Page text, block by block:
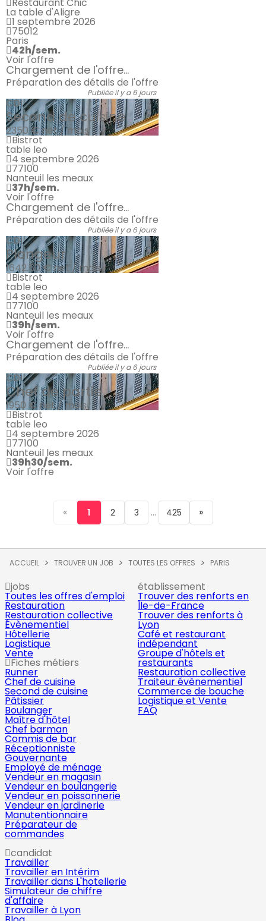
La table d'Aligre
1 septembre 2026
75012
Paris
42h/sem.
Voir l'offre
Chargement de l'offre...
Préparation des détails de l'offre
Publiée il y a 6 jours
CDI
Second de cuisine
2350 €net / mois
Bistrot
table leo
4 septembre 2026
77100
Nanteuil les meaux
37h/sem.
Voir l'offre
Chargement de l'offre...
Préparation des détails de l'offre
Publiée il y a 6 jours
CDI
Plongeur
1642.50 €net / mois
Bistrot
table leo
4 septembre 2026
77100
Nanteuil les meaux
39h/sem.
Voir l'offre
Chargement de l'offre...
Préparation des détails de l'offre
Publiée il y a 6 jours
CDI
Chef de partie
1950 €net / mois
Bistrot
table leo
4 septembre 2026
77100
Nanteuil les meaux
39h30/sem.
Voir l'offre
« 1 2 3 ... 425 »
ACCUEIL TROUVER UN JOB TOUTES LES OFFRES PARIS
jobs
Toutes les offres d'emploi
Restauration
Restauration collective
Évènementiel
Hôtellerie
Logistique
Vente
Fiches métiers
Runner
Chef de cuisine
Second de cuisine
Pâtissier
Boulanger
Maître d'hôtel
Chef barman
Commis de bar
Réceptionniste
Gouvernante
Employé de ménage
Vendeur en magasin
Vendeur en boulangerie
Vendeur en poissonnerie
Vendeur en jardinerie
Manutentionnaire
Préparateur de
commandes
établissement
Trouver des renforts en
Île-de-France
Trouver des renforts à
Lyon
Café et restaurant
indépendant
Groupe d'hôtels et
restaurants
Restauration collective
Traiteur évènementiel
Commerce de bouche
Logistique et Vente
FAQ
candidat
Travailler
Travailler en Intérim
Travailler dans L'hotellerie
Simulateur de chiffre
d'affaire
Travailler à Lyon